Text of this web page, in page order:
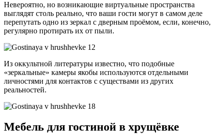
Невероятно, но возникающие виртуальные пространства
выглядят столь реально, что ваши гости могут в самом деле
перепутать одно из зеркал с дверным проёмом, если, конечно,
регулярно протирать их от пыли.
Из оккультной литературы известно, что подобные
«зеркальные» камеры якобы используются отдельными
личностями для контактов с существами из других
реальностей.
Мебель для гостиной в хрущёвке